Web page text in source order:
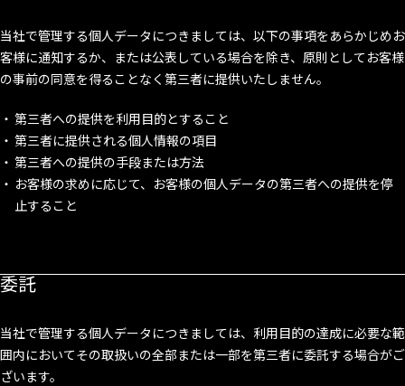
当社で管理する個人データにつきましては、以下の事項をあらかじめお
客様に通知するか、または公表している場合を除き、原則としてお客様
の事前の同意を得ることなく第三者に提供いたしません。
第三者への提供を利用目的とすること
第三者に提供される個人情報の項目
第三者への提供の手段または方法
お客様の求めに応じて、お客様の個人データの第三者への提供を停
止すること
委託
当社で管理する個人データにつきましては、利用目的の達成に必要な範
囲内においてその取扱いの全部または一部を第三者に委託する場合がご
ざいます。